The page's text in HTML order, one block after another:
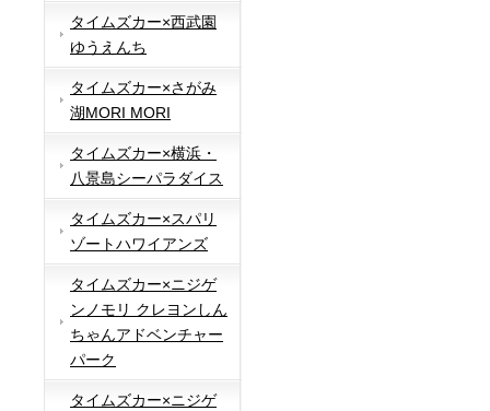
タイムズカー×西武園
ゆうえんち
タイムズカー×さがみ
湖MORI MORI
タイムズカー×横浜・
八景島シーパラダイス
タイムズカー×スパリ
ゾートハワイアンズ
タイムズカー×ニジゲ
ンノモリ クレヨンしん
ちゃんアドベンチャー
パーク
タイムズカー×ニジゲ